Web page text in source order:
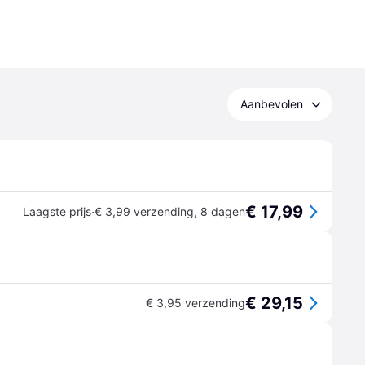
Aanbevolen
Laagste prijs·€ 3,99 verzending, 8 dagen€ 17,99
€ 3,95 verzending€ 29,15